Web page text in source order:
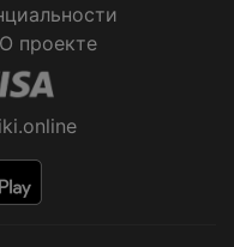
О проекте